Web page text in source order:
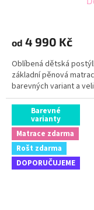
od 4 990 Kč
Oblíbená dětská
základní pěnová
barevných variant a
Barevné
varianty
Matrace zdarma
Rošt zdarma
DOPORUČUJEME